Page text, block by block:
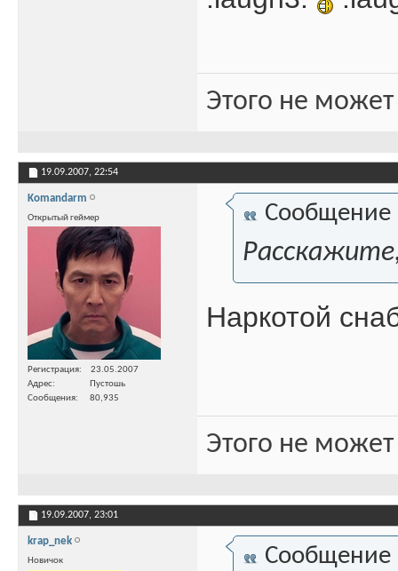
Этого не
19.09.2007, 22:54
Komandarm
Открытый геймер
Регистрация
23.05.2007
Адрес
Пустошь
Сообщения
80,935
Сообщение
Наркотой
Этого не
19.09.2007, 23:01
krap_nek
Новичок Сообщение